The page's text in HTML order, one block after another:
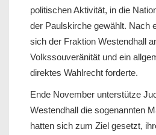
politischen Aktivität, in die
der Paulskirche gewählt. Nach
sich der Fraktion Westendhall
Volkssouveränität und ein
direktes Wahlrecht forderte.
Ende November unterstütze
Westendhall die sogenannten
hatten sich zum Ziel gesetzt,